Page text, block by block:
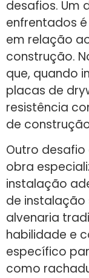
desafios. Um
enfrentados
em relação
construção.
que, quando
placas de
resistência
de
Outro
obra
instalação
de instalação
alvenaria
habilidade e
específico
como